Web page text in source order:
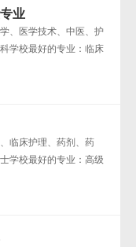
业
、医学技术、中医、护
学校最好的专业：临床
临床护理、药剂、药
学校最好的专业：高级